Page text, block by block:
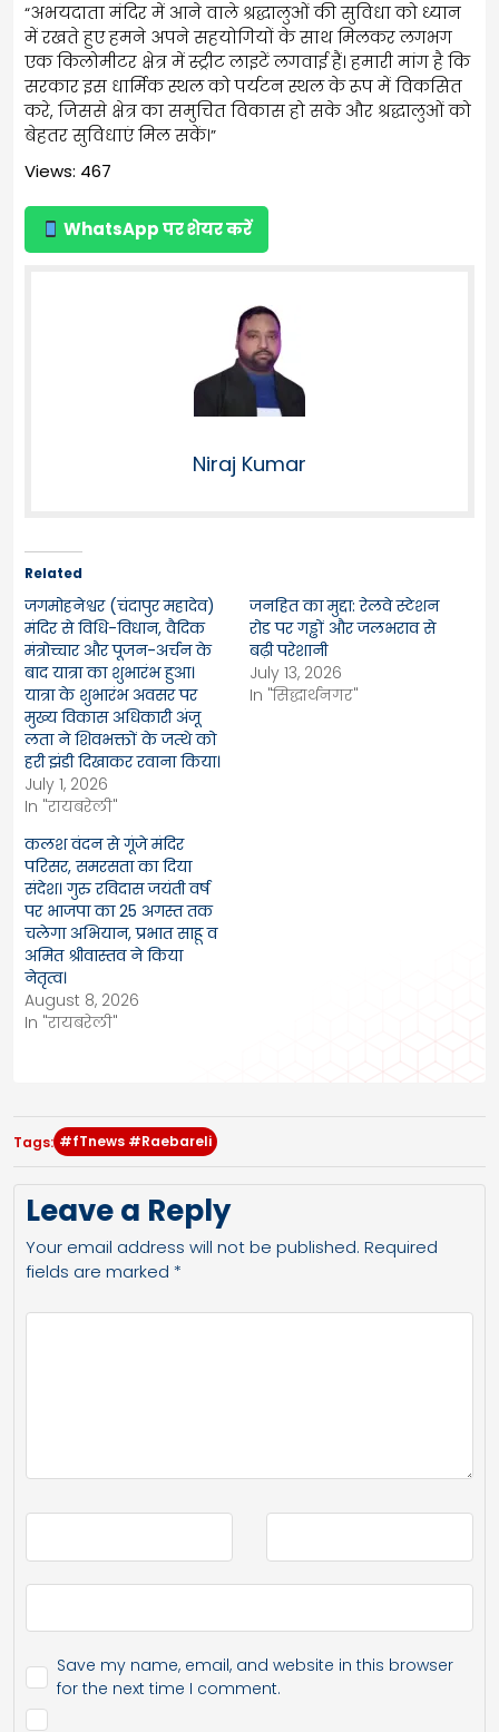
“अभयदाता मंदिर में आने वाले श्रद्धालुओं की सुविधा को ध्यान
में रखते हुए हमने अपने सहयोगियों के साथ मिलकर लगभग
एक किलोमीटर क्षेत्र में स्ट्रीट लाइटें लगवाई हैं। हमारी मांग है कि
सरकार इस धार्मिक स्थल को पर्यटन स्थल के रूप में विकसित
करे, जिससे क्षेत्र का समुचित विकास हो सके और श्रद्धालुओं को
बेहतर सुविधाएं मिल सकें।”
Views: 467
WhatsApp पर शेयर करें
Niraj Kumar
Related
जगमोहनेश्वर (चंदापुर महादेव)
मंदिर से विधि-विधान, वैदिक
मंत्रोच्चार और पूजन-अर्चन के
बाद यात्रा का शुभारंभ हुआ।
यात्रा के शुभारंभ अवसर पर
मुख्य विकास अधिकारी अंजू
लता ने शिवभक्तों के जत्थे को
हरी झंडी दिखाकर रवाना किया।
July 1, 2026
In "रायबरेली"
जनहित का मुद्दा: रेलवे स्टेशन
रोड पर गड्ढों और जलभराव से
बढ़ी परेशानी
July 13, 2026
In "सिद्धार्थनगर"
कलश वंदन से गूंजे मंदिर
परिसर, समरसता का दिया
संदेश। गुरु रविदास जयंती वर्ष
पर भाजपा का 25 अगस्त तक
चलेगा अभियान, प्रभात साहू व
अमित श्रीवास्तव ने किया
नेतृत्व।
August 8, 2026
In "रायबरेली"
Tags: #fTnews #Raebareli
Leave a Reply
Your email address will not be published. Required
fields are marked *
Save my name, email, and website in this browser
for the next time I comment.